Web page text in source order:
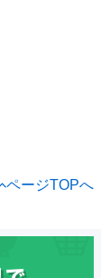
ページTOPへ